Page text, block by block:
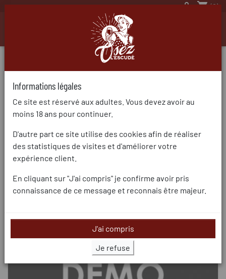
 shopping_cart(0)
ACTUALITÉS (21)
RÉCOMPENSES (64)
2012
2 articles dans la catégorie 2012
Informations légales
Ce site est réservé aux adultes. Vous devez avoir au
moins 18 ans pour continuer.
D'autre part ce site utilise des cookies afin de réaliser
des statistiques de visites et d'améliorer votre
expérience client.
En cliquant sur "J'ai compris" je confirme avoir pris
connaissance de ce message et reconnais être majeur.
Je refuse
J'ai compris